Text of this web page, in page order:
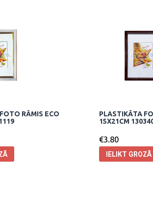
RĀMIS ECO
PLASTIKĀTA
15X21CM
€3.80
IELIKT GROZĀ